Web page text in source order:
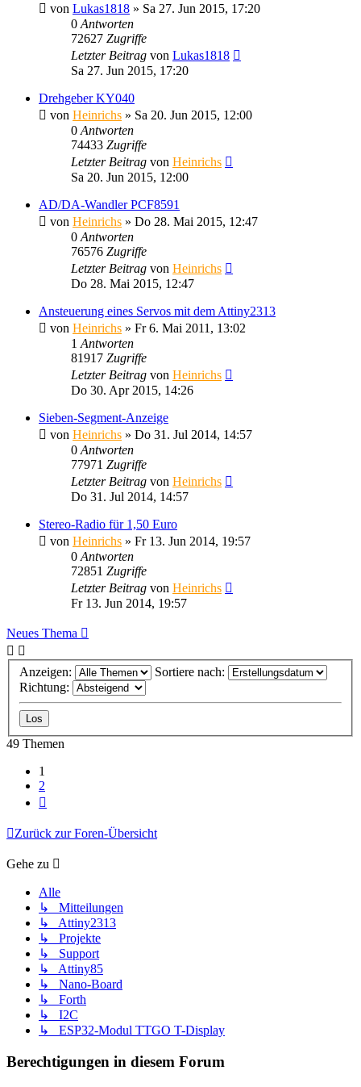
von Lukas1818 » Sa 27. Jun 2015, 17:20
0 Antworten
72627 Zugriffe
Letzter Beitrag von Lukas1818
Sa 27. Jun 2015, 17:20
Drehgeber KY040
von Heinrichs » Sa 20. Jun 2015, 12:00
0 Antworten
74433 Zugriffe
Letzter Beitrag von Heinrichs
Sa 20. Jun 2015, 12:00
AD/DA-Wandler PCF8591
von Heinrichs » Do 28. Mai 2015, 12:47
0 Antworten
76576 Zugriffe
Letzter Beitrag von Heinrichs
Do 28. Mai 2015, 12:47
Ansteuerung eines Servos mit dem Attiny2313
von Heinrichs » Fr 6. Mai 2011, 13:02
1 Antworten
81917 Zugriffe
Letzter Beitrag von Heinrichs
Do 30. Apr 2015, 14:26
Sieben-Segment-Anzeige
von Heinrichs » Do 31. Jul 2014, 14:57
0 Antworten
77971 Zugriffe
Letzter Beitrag von Heinrichs
Do 31. Jul 2014, 14:57
Stereo-Radio für 1,50 Euro
von Heinrichs » Fr 13. Jun 2014, 19:57
0 Antworten
72851 Zugriffe
Letzter Beitrag von Heinrichs
Fr 13. Jun 2014, 19:57
Neues Thema
Anzeigen:
Sortiere nach:
Richtung:
49 Themen
1
2
Zurück zur Foren-Übersicht
Gehe zu
Alle
↳ Mitteilungen
↳ Attiny2313
↳ Projekte
↳ Support
↳ Attiny85
↳ Nano-Board
↳ Forth
↳ I2C
↳ ESP32-Modul TTGO T-Display
Berechtigungen in diesem Forum